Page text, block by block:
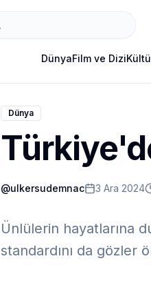
DünyaFilm ve Dizi
Dünya
@ulkersudemnac 3 Ara 2024
Ünlülerin hayatlarına
standardını da gözler